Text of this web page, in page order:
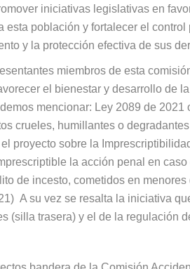
iniciativas legislativas en
esta población y fortalecer el
y la protección efectiva de sus
miembros de esta
el bienestar y desarrollo de
mencionar: Ley 2089 de 2021
crueles, humillantes o
proyecto sobre la
la acción penal en
de incesto, cometidos en menores
A su vez se resalta la iniciativa
(silla trasera) y el de la regulación